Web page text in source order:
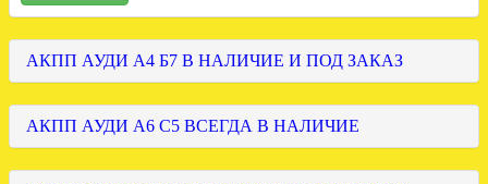
АКПП АУДИ А4 Б7 В НАЛИЧИЕ И ПОД ЗАКАЗ
АКПП АУДИ А6 С5 ВСЕГДА В НАЛИЧИЕ